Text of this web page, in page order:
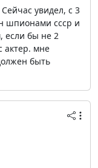
увидел, с 3
шпионами ссср и
если бы не 2
актер. мне
быть